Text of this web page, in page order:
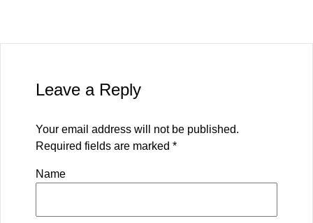
Leave a Reply
Your email address will not be published.
Required fields are marked *
Name